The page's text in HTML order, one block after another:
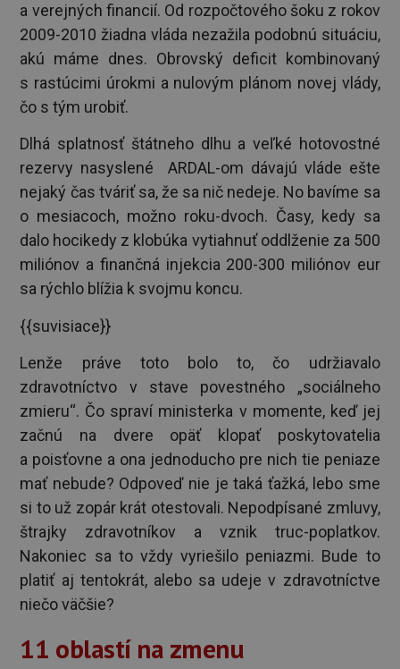
a verejných financií. Od rozpočtového šoku z rokov
2009-2010 žiadna vláda nezažila podobnú situáciu,
akú máme dnes. Obrovský deficit kombinovaný
s rastúcimi úrokmi a nulovým plánom novej vlády,
čo s tým urobiť.
Dlhá splatnosť štátneho dlhu a veľké hotovostné
rezervy nasyslené ARDAL-om dávajú vláde ešte
nejaký čas tváriť sa, že sa nič nedeje. No bavíme sa
o mesiacoch, možno roku-dvoch. Časy, kedy sa
dalo hocikedy z klobúka vytiahnuť oddlženie za 500
miliónov a finančná injekcia 200-300 miliónov eur
sa rýchlo blížia k svojmu koncu.
{{suvisiace}}
Lenže práve toto bolo to, čo udržiavalo
zdravotníctvo v stave povestného „sociálneho
zmieru“. Čo spraví ministerka v momente, keď jej
začnú na dvere opäť klopať poskytovatelia
a poisťovne a ona jednoducho pre nich tie peniaze
mať nebude? Odpoveď nie je taká ťažká, lebo sme
si to už zopár krát otestovali. Nepodpísané zmluvy,
štrajky zdravotníkov a vznik truc-poplatkov.
Nakoniec sa to vždy vyriešilo peniazmi. Bude to
platiť aj tentokrát, alebo sa udeje v zdravotníctve
niečo väčšie?
11 oblastí na zmenu